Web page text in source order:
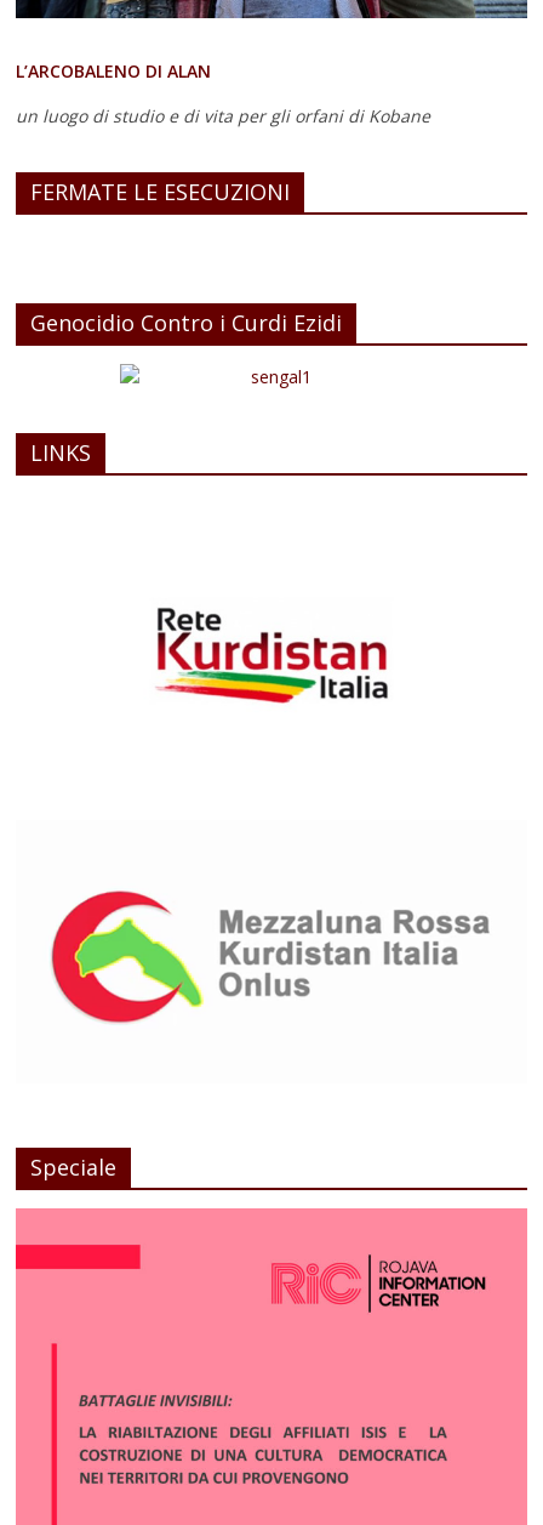
L’ARCOBALENO DI ALAN
un luogo di studio e di vita per gli orfani di Kobane
FERMATE LE ESECUZIONI
Genocidio Contro i Curdi Ezidi
LINKS
Speciale